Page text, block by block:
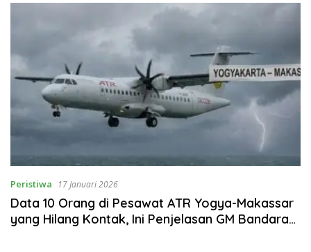
Peristiwa 17 Januari 2026
Data 10 Orang di Pesawat ATR Yogya-Makassar
yang Hilang Kontak, Ini Penjelasan GM Bandara